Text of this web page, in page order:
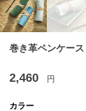
巻き革ペンケース
2,460 円
カラー